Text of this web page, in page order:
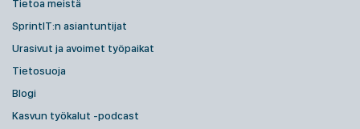
Tietoa meistä
SprintIT:n asiantuntijat
Urasivut ja avoimet työpaikat
Tietosuoja
Blogi
Kasvun työkalut -podcast